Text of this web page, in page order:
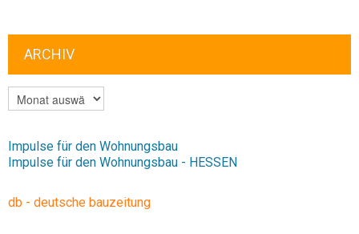
ARCHIV
ARCHIV
Impulse für den Wohnungsbau
Impulse für den Wohnungsbau - HESSEN
db - deutsche bauzeitung